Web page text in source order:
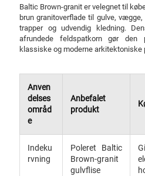
Baltic Brown-granit er velegnet til
brun granitoverflade til gulve,
trapper og udvendig kledning.
afrundede feldspatkorn gør den
klassiske og moderne arkitektoniske
Anven
delses
områd
e
Anbefalet
produkt
Indeku
rvning
Poleret Baltic
Brown-granit
gulvflise